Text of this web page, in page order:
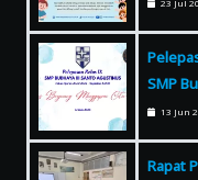
SMP
13 Jun
Rapat